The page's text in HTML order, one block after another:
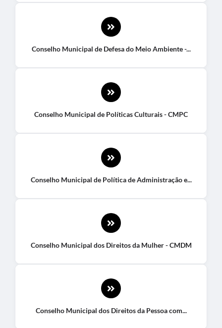
Conselho Municipal de Defesa do Meio Ambiente -...
Conselho Municipal de Políticas Culturais - CMPC
Conselho Municipal de Política de Administração e...
Conselho Municipal dos Direitos da Mulher - CMDM
Conselho Municipal dos Direitos da Pessoa com...